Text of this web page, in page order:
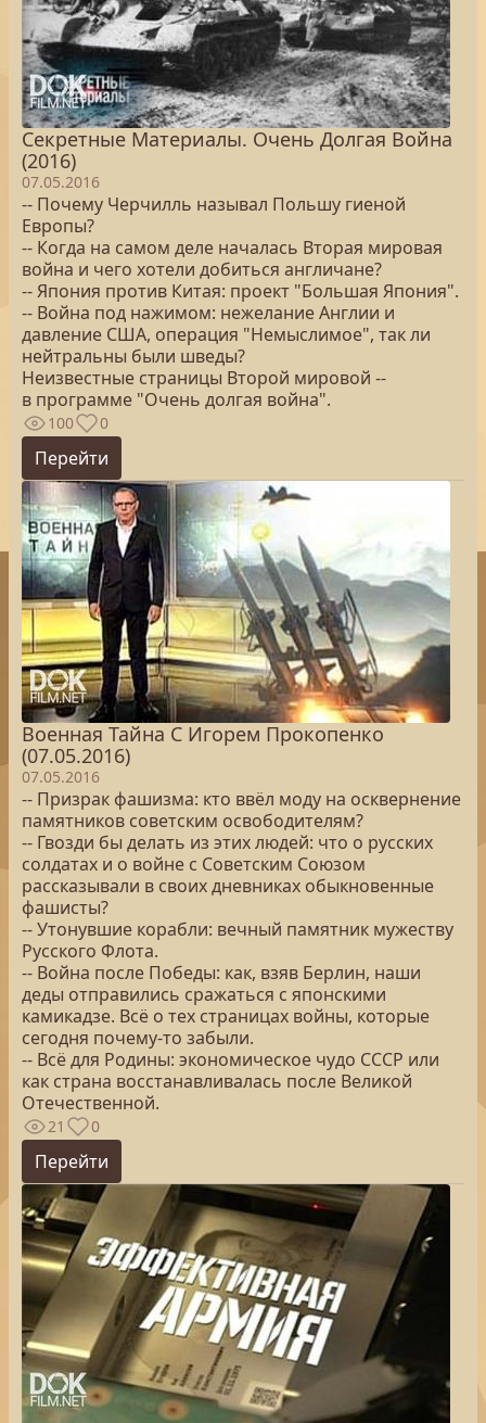
Секретные Материалы. Очень Долгая Война
(2016)
07.05.2016
-- Почему Черчилль называл Польшу гиеной
Европы?
-- Когда на самом деле началась Вторая мировая
война и чего хотели добиться англичане?
-- Япония против Китая: проект "Большая Япония".
-- Война под нажимом: нежелание Англии и
давление США, операция "Немыслимое", так ли
нейтральны были шведы?
Неизвестные страницы Второй мировой --
в программе "Очень долгая война".
100 0
Перейти
Военная Тайна С Игорем Прокопенко
(07.05.2016)
07.05.2016
-- Призрак фашизма: кто ввёл моду на осквернение
памятников советским освободителям?
-- Гвозди бы делать из этих людей: что о русских
солдатах и о войне с Советским Союзом
рассказывали в своих дневниках обыкновенные
фашисты?
-- Утонувшие корабли: вечный памятник мужеству
Русского Флота.
-- Война после Победы: как, взяв Берлин, наши
деды отправились сражаться с японскими
камикадзе. Всё о тех страницах войны, которые
сегодня почему-то забыли.
-- Всё для Родины: экономическое чудо СССР или
как страна восстанавливалась после Великой
Отечественной.
21 0
Перейти